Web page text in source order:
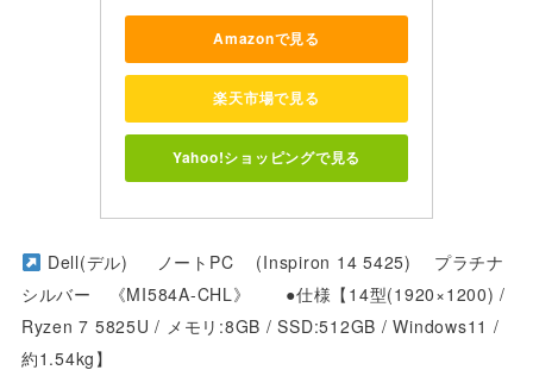
Amazonで見る
楽天市場で見る
Yahoo!ショッピングで見る
Dell(デル) ノートPC (Inspiron 14 5425) プラチナ
シルバー 《MI584A-CHL》 ●仕様【14型(1920×1200) /
Ryzen 7 5825U / メモリ:8GB / SSD:512GB / Windows11 /
約1.54kg】